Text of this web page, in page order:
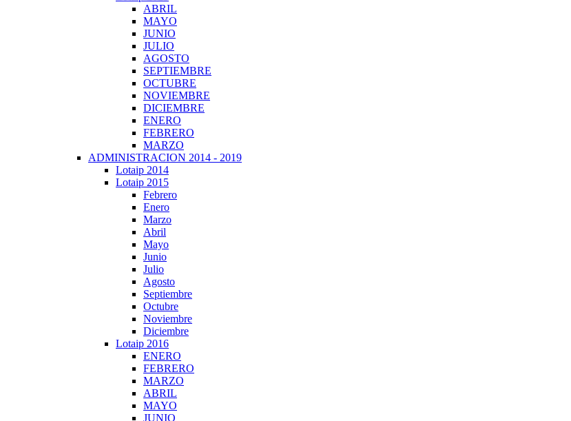
ABRIL
MAYO
JUNIO
JULIO
AGOSTO
SEPTIEMBRE
OCTUBRE
NOVIEMBRE
DICIEMBRE
ENERO
FEBRERO
MARZO
ADMINISTRACION 2014 - 2019
Lotaip 2014
Lotaip 2015
Febrero
Enero
Marzo
Abril
Mayo
Junio
Julio
Agosto
Septiembre
Octubre
Noviembre
Diciembre
Lotaip 2016
ENERO
FEBRERO
MARZO
ABRIL
MAYO
JUNIO